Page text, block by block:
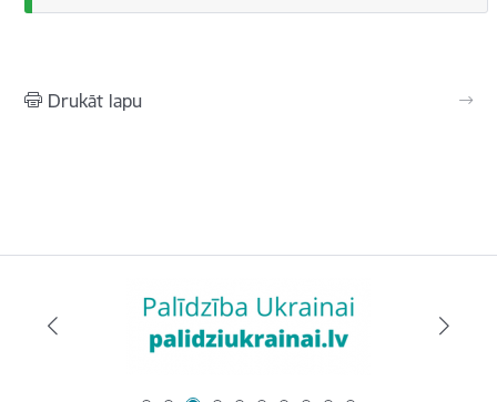
Drukāt lapu